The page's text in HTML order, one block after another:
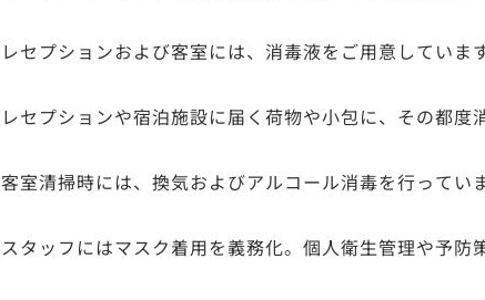
レセプションおよび客室には、消毒液をご用意しています
レセプションや宿泊施設に届く荷物や小包に、その都度
客室清掃時には、換気およびアルコール消毒を行ってい
スタッフにはマスク着用を義務化。個人衛生管理や予防